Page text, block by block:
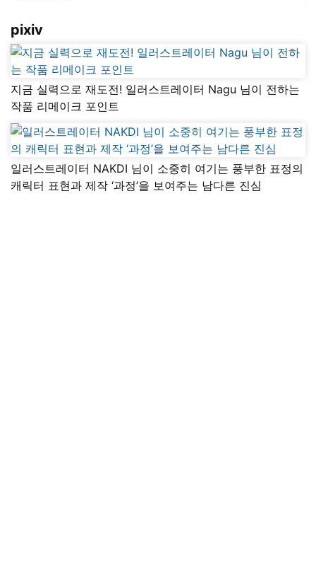
pixiv
지금 실력으로 재도전! 일러스트레이터 Nagu 님이 전하는
작품 리메이크 포인트
일러스트레이터 NAKDI 님이 소중히 여기는 풍부한 표정의
캐릭터 표현과 제작 ‘과정’을 보여주는 남다른 진심